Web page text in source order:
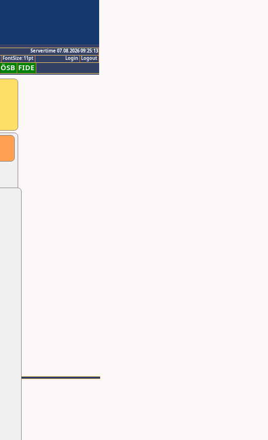
Servertime 07.08.2026 09:25:13
Logout
Login
FontSize:11pt
ÖSB FIDE